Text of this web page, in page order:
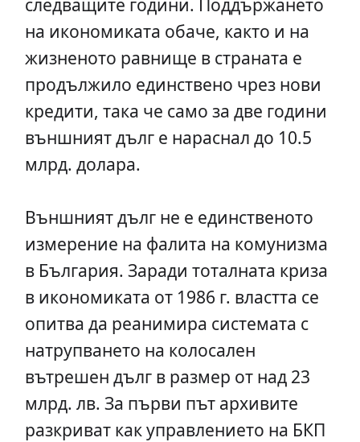
на икономиката обаче, както и на
жизненото равнище в страната е
продължило единствено чрез нови
кредити, така че само за две години
външният дълг е нараснал до 10.5
млрд. долара.
Външният дълг не е единственото
измерение на фалита на комунизма
в България. Заради тоталната криза
в икономиката от 1986 г. властта се
опитва да реанимира системата с
натрупването на колосален
вътрешен дълг в размер от над 23
млрд. лв. За първи път архивите
разкриват как управлението на БКП